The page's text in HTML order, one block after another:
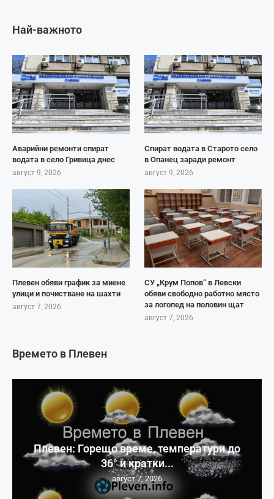
Най-важното
Аварийни ремонти спират
водата в село Гривица днес
август 9, 2026
Спират водата в Старото село
в Опанец заради ремонт
август 9, 2026
Плевен обяви график за миене
улици и почистване на шахти
август 7, 2026
СУ „Крум Попов“ в Левски
обяви свободно работно място
за логопед на половин щат
август 7, 2026
Времето в Плевен
Плевен: Горещо време, температури до
36° и кратки...
август 7, 2026